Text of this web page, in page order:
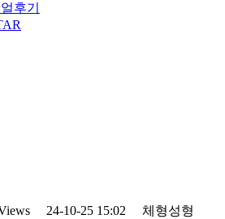
후기
24-10-25 15:02 체형성형